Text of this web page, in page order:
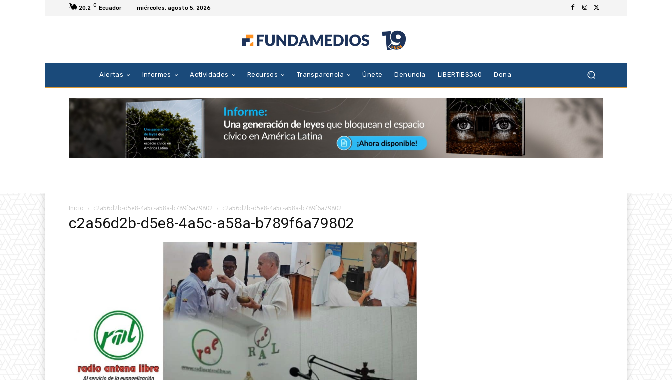
20.2 C Ecuador miércoles, agosto 5, 2026
Alertas Informes Actividades Recursos Transparencia Únete Denuncia LIBERTIES360 Dona
Inicio c2a56d2b-d5e8-4a5c-a58a-b789f6a79802 c2a56d2b-d5e8-4a5c-a58a-b789f6a79802
c2a56d2b-d5e8-4a5c-a58a-b789f6a79802